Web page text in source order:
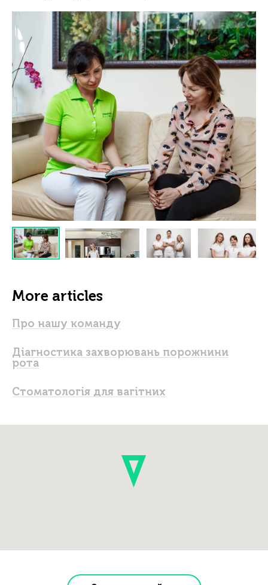
More articles
Про нашу команду
Діагностика захворювань порожнини
рота
Стоматологія для вагітних